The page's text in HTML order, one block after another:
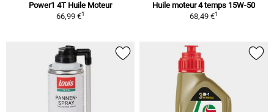
Power1 4T Huile Moteur
66,99 €1
Huile moteur 4 temps 15W-50
68,49 €1